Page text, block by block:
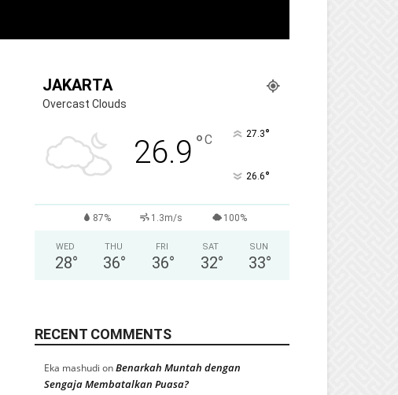
JAKARTA
Overcast Clouds
26.9 °C 27.3°
26.6°
87% 1.3m/s 100%
WED
28°
THU
36°
FRI
36°
SAT
32°
SUN
33°
RECENT COMMENTS
Eka mashudi onBenarkah Muntah dengan
Sengaja Membatalkan Puasa?